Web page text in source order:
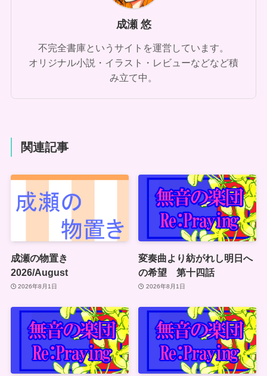
成瀬 悠
不完全書庫というサイトを運営しています。
オリジナル小説・イラスト・レビューなどなど積
み立て中。
関連記事
成瀬の物置き
2026/August
2026年8月1日
変奏曲より紡がれし明日へ
の希望 第十四話
2026年8月1日